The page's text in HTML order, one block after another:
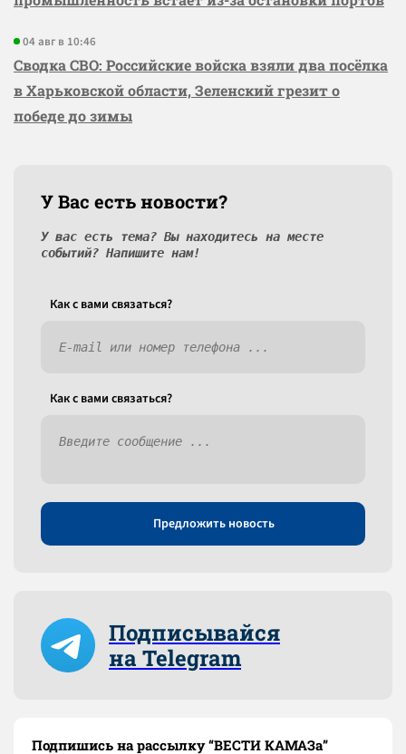
04 авг в 10:46
Сводка СВО: Российские войска взяли два посёлка
в Харьковской области, Зеленский грезит о
победе до зимы
У Вас есть новости?
У вас есть тема? Вы находитесь на месте
событий? Напишите нам!
Как c вами связаться?
Как c вами связаться?
Предложить новость
Подписывайся
на Telegram
Подпишись на рассылку “ВЕСТИ КАМАЗа”